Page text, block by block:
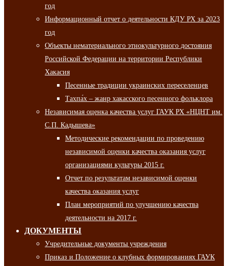
год
Информационный отчет о деятельности КДУ РХ за 2023
год
Объекты нематериального этнокультурного достояния
Российской Федерации на территории Республики
Хакасия
Песенные традиции украинских переселенцев
Тахпа́х – жанр хакасского песенного фольклора
Независимая оценка качества услуг ГАУК РХ «НЦНТ им.
С.П. Кадышева»
Методические рекомендации по проведению
независимой оценки качества оказания услуг
организациями культуры 2015 г.
Отчет по результатам независимой оценки
качества оказания услуг
План мероприятий по улучшению качества
деятельности на 2017 г.
ДОКУМЕНТЫ
Учредительные документы учреждения
Приказ и Положение о клубных формированиях ГАУК